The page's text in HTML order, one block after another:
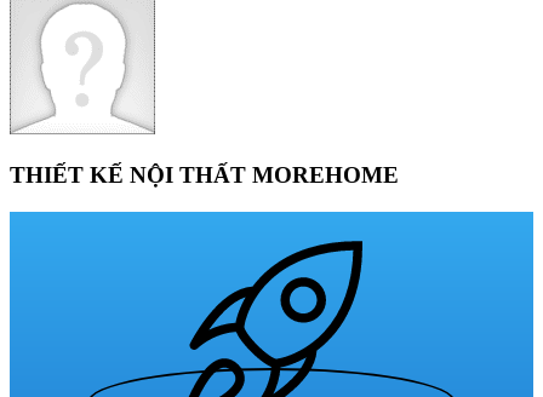
THIẾT KẾ NỘI THẤT MOREHOME